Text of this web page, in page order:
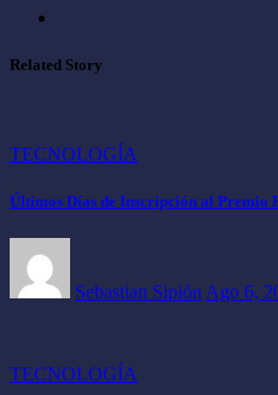
Related Story
TECNOLOGÍA
Últimos Días de Inscripción al Premio
Sebastian Sipión Ago 6,
TECNOLOGÍA